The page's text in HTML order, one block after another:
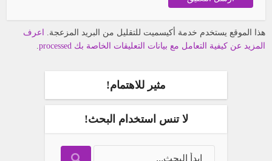
هذا الموقع يستخدم خدمة أكيسميت للتقليل من البريد المزعجة.
اعرف
المزيد عن كيفية التعامل مع بيانات التعليقات الخاصة بك processed
.
مثير للاهتمام!
لا تنس استخدام البحث!